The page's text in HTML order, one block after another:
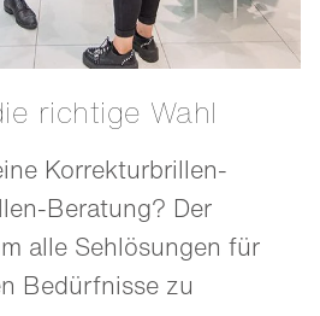
richtige Wahl
Korrekturbrillen-
Beratung? Der
alle Sehlösungen für
Bedürfnisse zu